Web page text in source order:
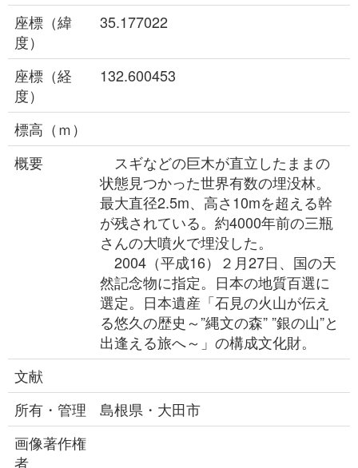
座標（緯
度）
35.177022
座標（経
度）
132.600453
標高（ｍ）
概要
スギなどの巨木が直立したままの
状態見つかった世界有数の埋没林。
最大直径2.5m、高さ10mを超える幹
が残されている。約4000年前の三瓶
さんの大噴火で埋没した。
2004（平成16）２月27日、国の天
然記念物に指定。日本の地質百選に
選定。日本遺産「石見の火山が伝え
る悠久の歴史～”縄文の森” ”銀の山”と
出逢える旅へ～」の構成文化財。
文献
所有・管理
島根県・大田市
画像著作権
者